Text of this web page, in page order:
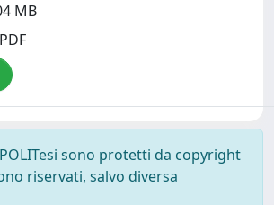
MB
sono protetti da copyright
riservati, salvo diversa